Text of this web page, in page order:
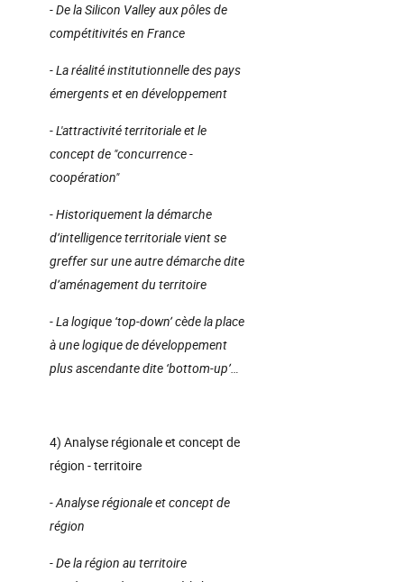
- De la Silicon Valley aux pôles de
compétitivités en France
- La réalité institutionnelle des pays
émergents et en développement
- L'attractivité territoriale et le
concept de "concurrence -
coopération"
- Historiquement la démarche
d’intelligence territoriale vient se
greffer sur une autre démarche dite
d’aménagement du territoire
- La logique ‘top-down’ cède la place
à une logique de développement
plus ascendante dite ‘bottom-up’…
4) Analyse régionale et concept de
région - territoire
- Analyse régionale et concept de
région
- De la région au territoire